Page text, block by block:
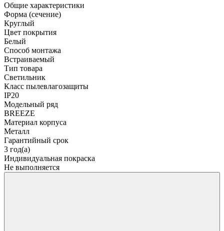
Общие характеристики
Форма (сечение)
Круглый
Цвет покрытия
Белый
Способ монтажа
Встраиваемый
Тип товара
Светильник
Класс пылевлагозащиты
IP20
Модельный ряд
BREEZE
Материал корпуса
Металл
Гарантийный срок
3 год(а)
Индивидуальная покраска
Не выполняется